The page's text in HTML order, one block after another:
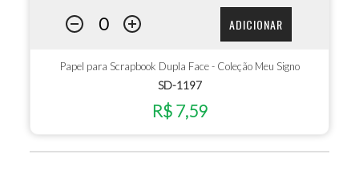
ADICIONAR
Papel para Scrapbook Dupla Face - Coleção Meu Signo
SD-1197
R$ 7,59